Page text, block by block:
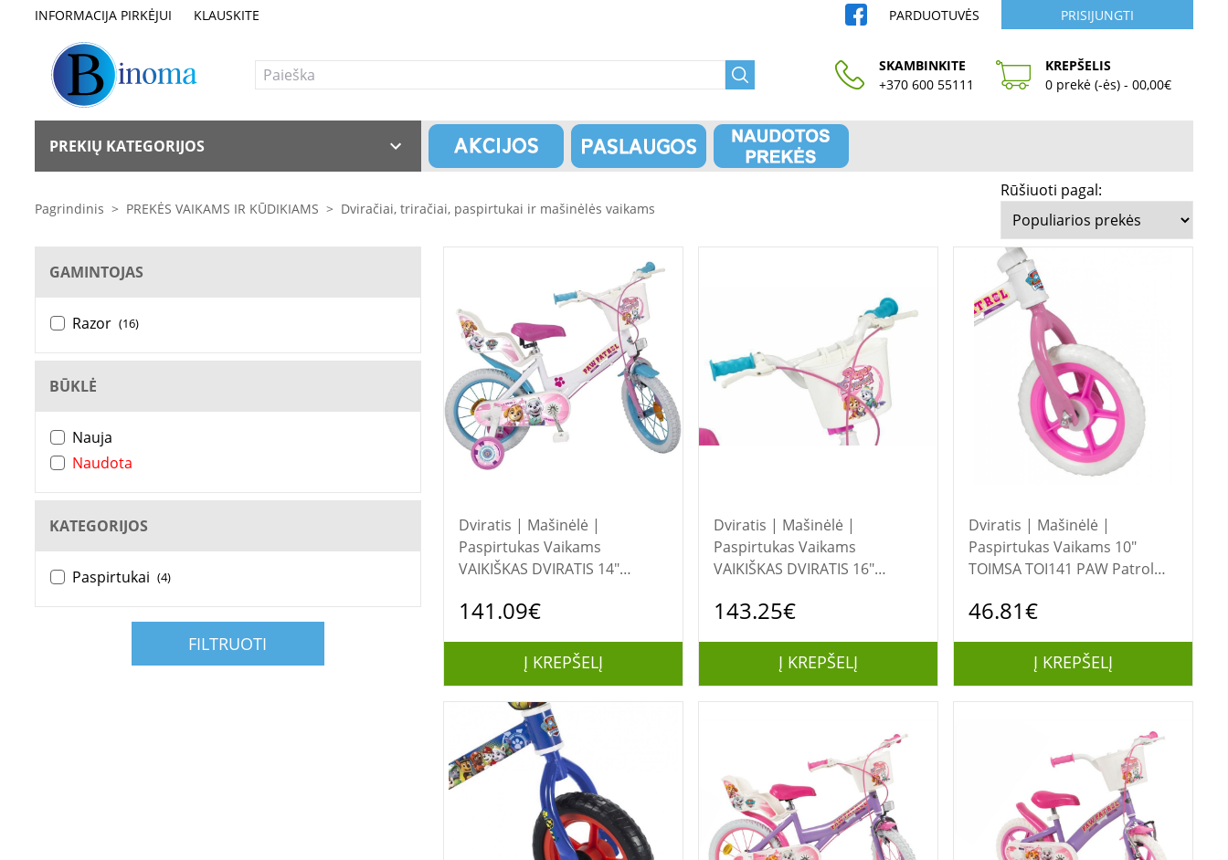
INFORMACIJA PIRKĖJUI KLAUSKITE PARDUOTUVĖS PRISIJUNGTI
SKAMBINKITE
+370 600 55111
KREPŠELIS
0 prekė (-ės) - 00,00€
PREKIŲ KATEGORIJOS
Pagrindinis > PREKĖS VAIKAMS IR KŪDIKIAMS > Dviračiai, triračiai, paspirtukai ir mašinėlės vaikams
Rūšiuoti pagal:
GAMINTOJAS
Razor (16)
BŪKLĖ
Nauja
Naudota
KATEGORIJOS
Paspirtukai (4)
FILTRUOTI
Dviratis | Mašinėlė |
Paspirtukas Vaikams
VAIKIŠKAS DVIRATIS 14"
BALTA
141.09€
Į KREPŠELĮ
Dviratis | Mašinėlė |
Paspirtukas Vaikams
VAIKIŠKAS DVIRATIS 16"
BALTA
143.25€
Į KREPŠELĮ
Dviratis | Mašinėlė |
Paspirtukas Vaikams 10"
TOIMSA TOI141 PAW Patrol
46.81€
Į KREPŠELĮ